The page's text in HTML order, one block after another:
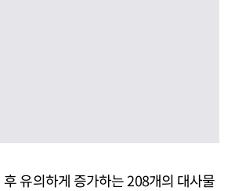
유의하게 증가하는 208개의 대사물